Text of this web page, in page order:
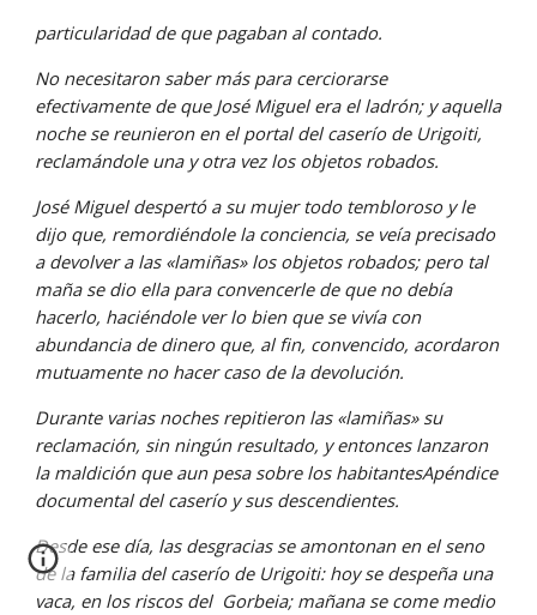
particularidad de que pagaban al contado.
No necesitaron saber más para cerciorarse
efectivamente de que José Miguel era el ladrón; y aquella
noche se reunieron en el portal del caserío de Urigoiti,
reclamándole una y otra vez los objetos robados.
José Miguel despertó a su mujer todo tembloroso y le
dijo que, remordiéndole la conciencia, se veía precisado
a devolver a las «lamiñas» los objetos robados; pero tal
maña se dio ella para convencerle de que no debía
hacerlo, haciéndole ver lo bien que se vivía con
abundancia de dinero que, al fin, convencido, acordaron
mutuamente no hacer caso de la devolución.
Durante varias noches repitieron las «lamiñas» su
reclamación, sin ningún resultado, y entonces lanzaron
la maldición que aun pesa sobre los habitantesApéndice
documental del caserío y sus descendientes.
Desde ese día, las desgracias se amontonan en el seno
de la familia del caserío de Urigoiti: hoy se despeña una
vaca, en los riscos del  Gorbeia; mañana se come medio